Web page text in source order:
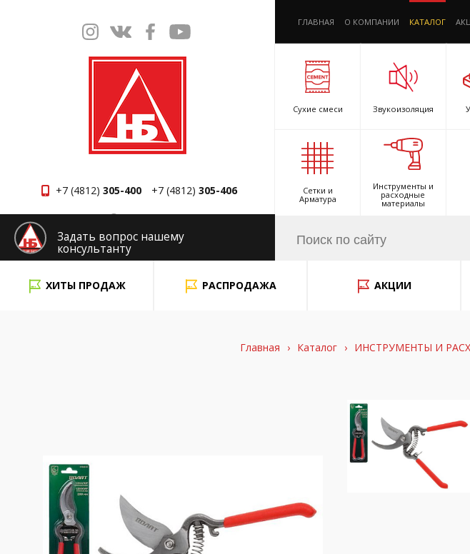
+7 (4812) 305-400 +7 (4812) 305-406
Смоленск
ГЛАВНАЯ О КОМПАНИИ КАТАЛОГ
Сухие смеси Звукоизоляция
Сетки и
Арматура
Инструменты и
расходные
материалы
Задать вопрос нашему
консультанту
ХИТЫ ПРОДАЖ
РАСПРОДАЖА АКЦИИ
Главная › Каталог › ИНСТРУМЕНТЫ И